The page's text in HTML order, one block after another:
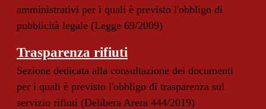
amministrativi per i quali è previsto l'obbligo di
pubblicità legale (Legge 69/2009)
Trasparenza rifiuti
Sezione dedicata alla consultazione dei documenti
per i quali è previsto l'obbligo di trasparenza sul
servizio rifiuti (Delibera Arera 444/2019)